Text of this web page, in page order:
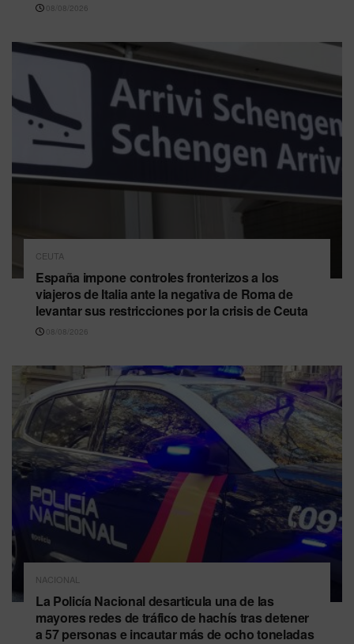
08/08/2026
CEUTA
España impone controles fronterizos a los
viajeros de Italia ante la negativa de Roma de
levantar sus restricciones por la crisis de Ceuta
08/08/2026
NACIONAL
La Policía Nacional desarticula una de las
mayores redes de tráfico de hachís tras detener
a 57 personas e incautar más de ocho toneladas